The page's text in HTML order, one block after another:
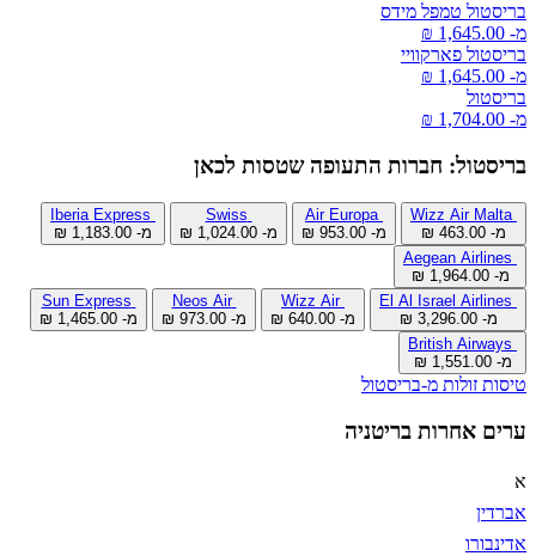
בריסטול טמפל מידס
מ- ‏1,645.00 ‏₪
בריסטול פארקוויי
מ- ‏1,645.00 ‏₪
בריסטול
מ- ‏1,704.00 ‏₪
בריסטול: חברות התעופה שטסות לכאן
מ- ‏463.00 ‏₪
מ- ‏953.00 ‏₪
מ- ‏1,024.00 ‏₪
מ- ‏1,183.00 ‏₪
מ- ‏1,964.00 ‏₪
מ- ‏3,296.00 ‏₪
Wizz Air
מ- ‏640.00 ‏₪
Neos Air
מ- ‏973.00 ‏₪
מ- ‏1,465.00 ‏₪
מ- ‏1,551.00 ‏₪
טיסות זולות מ-בריסטול
ערים אחרות בריטניה
א
אברדין
אדינבורו